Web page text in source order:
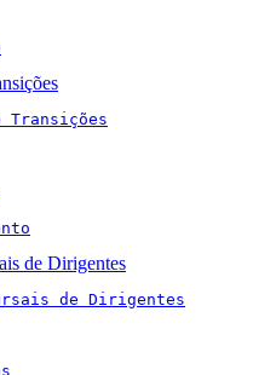
Transições
de Dirigentes
de Dirigentes